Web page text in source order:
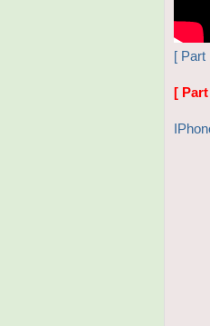
[ Part
[